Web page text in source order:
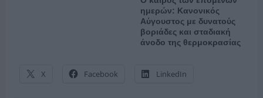
ημερών: Κανονικός
Αύγουστος με δυνατούς
βοριάδες και σταδιακή
άνοδο της θερμοκρασίας
X Facebook LinkedIn